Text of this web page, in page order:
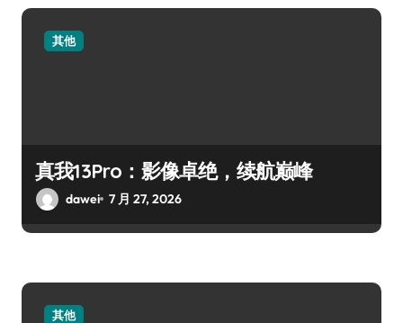
其他
真我13Pro：影像卓绝，续航巅峰
dawei 7 月 27, 2026
其他